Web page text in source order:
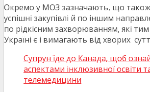
Окремо у МОЗ зазначають, що
успішні закупівлі й по іншим
по рідкісним захворюванням, які
Україні є і вимагають від хворих
Супрун їде до Канада, щоб
аспектами інклюзивної освіти
телемедицини